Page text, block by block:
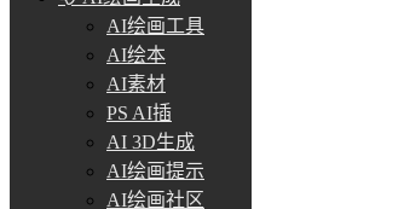
AI绘画工具
AI绘本
AI素材
PS AI插
AI 3D生成
AI绘画提示
AI绘画社区